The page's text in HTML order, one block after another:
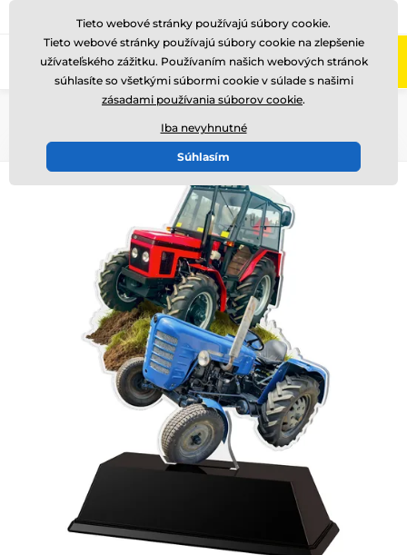
Zavolajte nám (Po-Pi 8-17) +421220255160
Tieto webové stránky používajú súbory cookie.
Tieto webové stránky používajú súbory cookie na zlepšenie
užívateľského zážitku. Používaním našich webových stránok
súhlasíte so všetkými súbormi cookie v súlade s našimi
zásadami používania súborov cookie.
Iba nevyhnutné
Súhlasím